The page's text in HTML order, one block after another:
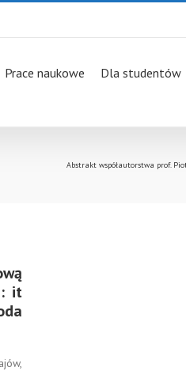
Prace naukowe Dla studentów
Abstrakt współautorstwa prof.
it